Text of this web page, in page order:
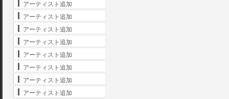
アーティスト追加
アーティスト追加
アーティスト追加
アーティスト追加
アーティスト追加
アーティスト追加
アーティスト追加
アーティスト追加